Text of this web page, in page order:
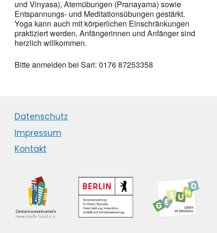
und Vinyasa), Atemübungen (Pranayama) sowie
Entspannungs- und Meditationsübungen gestärkt.
Yoga kann auch mit körperlichen Einschränkungen
praktiziert werden, Anfängerinnen und Anfänger sind
herzlich willkommen.
Bitte anmelden bei Sari: 0176 87253358
Datenschutz
Impressum
Kontakt